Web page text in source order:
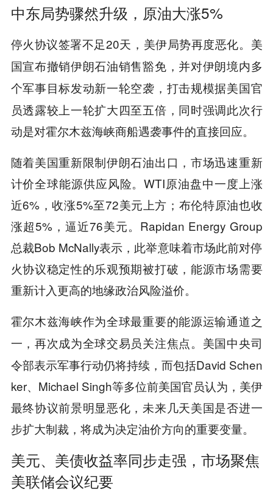
中东局势骤然升级，原油大涨5%
停火协议签署不足20天，美伊局势再度恶化。 美
国宣布撤销伊朗石油销售豁免，并对伊朗境内多
个军事目标发动新一轮空袭 ，打击规模据美国官
员透露较上一轮扩大四至五倍，同时强调此次行
动是对霍尔木兹海峡商船遇袭事件的直接回应。
随着美国重新限制伊朗石油出口，市场迅速重新
计价全球能源供应风险。WTI原油盘中一度上涨
近6%，收涨5%至72美元上方；布伦特原油也收
涨超5%，逼近76美元。Rapidan Energy Group
总裁Bob McNally表示，此举意味着市场此前对停
火协议稳定性的乐观预期被打破，能源市场需要
重新计入更高的地缘政治风险溢价。
霍尔木兹海峡作为全球最重要的能源运输通道之
一，再次成为全球交易员关注焦点。美国中央司
令部表示军事行动仍将持续，而包括David Schen
ker、Michael Singh等多位前美国官员认为，美伊
最终协议前景明显恶化，未来几天美国是否进一
步扩大制裁，将成为决定油价方向的重要变量。
美元、美债收益率同步走强，市场聚焦
美联储会议纪要